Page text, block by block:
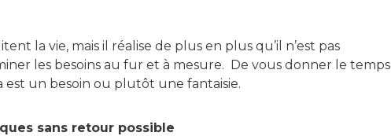
la vie, mais il réalise de plus en plus qu’il n’est pas
les besoins au fur et à mesure. De vous donner le temps
est un besoin ou plutôt une fantaisie.
sans retour possible